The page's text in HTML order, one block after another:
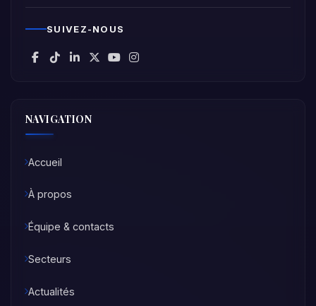
SUIVEZ-NOUS
NAVIGATION
Accueil
À propos
Équipe & contacts
Secteurs
Actualités